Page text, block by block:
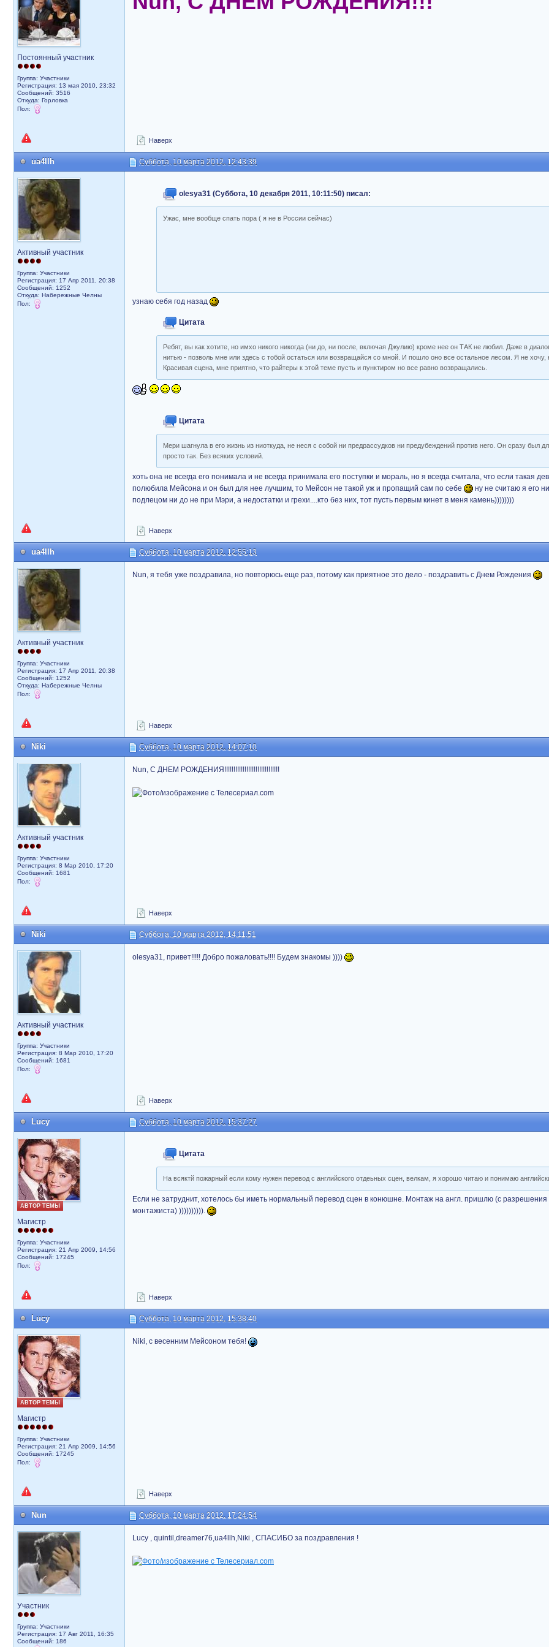
Постоянный участник
Группа: Участники
Регистрация: 13 мая 2010, 23:32
Сообщений: 3516
Откуда: Горловка
Пол:
Наверх
ua4llh Суббота, 10 марта 2012, 12:43:39
Активный участник
Группа: Участники
Регистрация: 17 Апр 2011, 20:38
Сообщений: 1252
Откуда: Набережные Челны
Пол:
olesya31 (Суббота, 10 декабря 2011, 10:11:50) писал:
Ужас, мне вообще спать пора ( я не в России сейчас)
узнаю себя год назад
Цитата
Ребят, вы как хотите, но имхо никого никогда (ни до, ни после, включая Джулию) кроме нее он ТАК не любил. Даже в
нитью - позволь мне или здесь с тобой остаться или возвращайся со мной. И пошло оно все остальное лесом. Я не хочу,
Красивая сцена, мне приятно, что райтеры к этой теме пусть и пунктиром но все равно возвращались.
Цитата
Мери шагнула в его жизнь из ниоткуда, не неся с собой ни предрассудков ни предубеждений против него. Он сразу был
просто так. Без всяких условий.
хоть она не всегда его понимала и не всегда принимала его поступки и мораль, но я всегда считала, что если такая
полюбила Мейсона и он был для нее лучшим, то Мейсон не такой уж и пропащий сам по себе
ну не считаю я его
подлецом ни до не при Мэри, а недостатки и грехи....кто без них, тот пусть первым кинет в меня камень))))))))
Наверх
ua4llh Суббота, 10 марта 2012, 12:55:13
Активный участник
Группа: Участники
Регистрация: 17 Апр 2011, 20:38
Сообщений: 1252
Откуда: Набережные Челны
Пол:
Nun, я тебя уже поздравила, но повторюсь еще раз, потому как приятное это дело - поздравить с Днем Рождения
Наверх
Niki Суббота, 10 марта 2012, 14:07:10
Активный участник
Группа: Участники
Регистрация: 8 Мар 2010, 17:20
Сообщений: 1681
Пол:
Nun, С ДНЕМ РОЖДЕНИЯ!!!!!!!!!!!!!!!!!!!!!!!!!!!!!!
Наверх
Niki Суббота, 10 марта 2012, 14:11:51
Активный участник
Группа: Участники
Регистрация: 8 Мар 2010, 17:20
Сообщений: 1681
Пол:
olesya31, привет!!!!! Добро пожаловать!!!! Будем знакомы ))))
Наверх
Lucy Суббота, 10 марта 2012, 15:37:27
АВТОР ТЕМЫ
Магистр
Группа: Участники
Регистрация: 21 Апр 2009, 14:56
Сообщений: 17245
Пол:
Цитата
На всяктй пожарный если кому нужен перевод с английского отдеьных сцен, велкам, я хорошо читаю и понимаю
Если не затруднит, хотелось бы иметь нормальный перевод сцен в конюшне. Монтаж на англ. пришлю (с
монтажиста) )))))))))).
Наверх
Lucy Суббота, 10 марта 2012, 15:38:40
АВТОР ТЕМЫ
Магистр
Группа: Участники
Регистрация: 21 Апр 2009, 14:56
Сообщений: 17245
Пол:
Niki, с весенним Мейсоном тебя!
Наверх
Nun Суббота, 10 марта 2012, 17:24:54
Участник
Группа: Участники
Регистрация: 17 Авг 2011, 16:35
Сообщений: 186
Lucy , quintil,dreamer76,ua4llh,Niki , СПАСИБО за поздравления !